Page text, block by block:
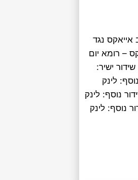
אייאקס נגד
– רומא יום
רביעי 15.4.21 שעת משחק: 22:00 שידור ישיר:
לינק
נוסף: לינק
נוסף: לינק